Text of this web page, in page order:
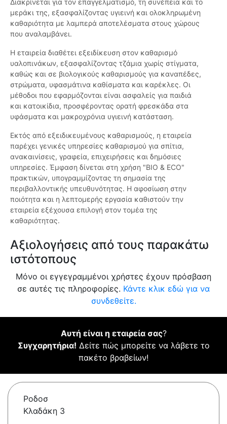
Διακρίνεται για τον επαγγελματισμό, τη συνέπεια και το
μεράκι της, εξασφαλίζοντας υγιεινή και ολοκληρωμένη
καθαριότητα με λαμπερά αποτελέσματα στους χώρους
που αναλαμβάνει.
Η εταιρεία διαθέτει εξειδίκευση στον καθαρισμό
υαλοπινάκων, εξασφαλίζοντας τζάμια χωρίς στίγματα,
καθώς και σε βιολογικούς καθαρισμούς για καναπέδες,
στρώματα, υφασμάτινα καθίσματα και καρέκλες. Οι
μέθοδοι που εφαρμόζονται είναι ασφαλείς για παιδιά
και κατοικίδια, προσφέροντας ορατή φρεσκάδα στα
υφάσματα και μακροχρόνια υγιεινή κατάσταση.
Εκτός από εξειδικευμένους καθαρισμούς, η εταιρεία
παρέχει γενικές υπηρεσίες καθαρισμού για σπίτια,
ανακαινίσεις, γραφεία, επιχειρήσεις και δημόσιες
υπηρεσίες. Έμφαση δίνεται στη χρήση "BIO & ECO"
πρακτικών, υπογραμμίζοντας τη σημασία της
περιβαλλοντικής υπευθυνότητας. Η αφοσίωση στην
ποιότητα και η λεπτομερής εργασία καθιστούν την
εταιρεία εξέχουσα επιλογή στον τομέα της
καθαριότητας.
Αξιολογήσεις από τους παρακάτω
ιστότοπους
Μόνο οι εγγεγραμμένοι χρήστες έχουν πρόσβαση
σε αυτές τις πληροφορίες. Κάντε κλικ εδώ για να
συνδεθείτε.
Αυτή είναι η εταιρεία σας?
Συγχαρητήρια! Δείτε πώς μπορείτε να λάβετε το
πακέτο βραβείων!
Ροδοσ
Κλαδάκη 3